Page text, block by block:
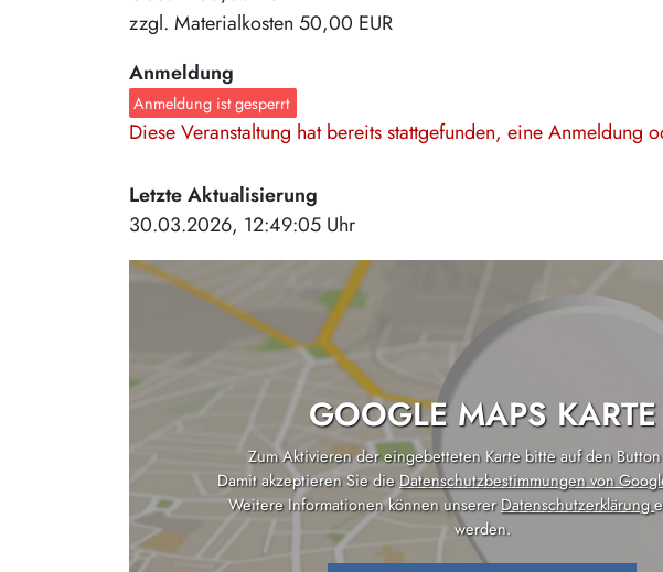
zzgl. Materialkosten 50,00 EUR
Anmeldung
Anmeldung ist gesperrt
Diese Veranstaltung hat bereits stattgefunden, eine Anmeldung
Letzte Aktualisierung
30.03.2026, 12:49:05 Uhr
GOOGLE MAPS KARTE
Zum Aktivieren der eingebetteten Karte bitte auf den
Damit akzeptieren Sie dieDatenschutzbestimmungen von
Weitere Informationen können unsererDatenschutzerklärung
werden.